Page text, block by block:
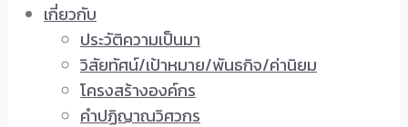
เกี่ยวกับ
ประวัติความเป็นมา
วิสัยทัศน์/เป้าหมาย/พันธกิจ/ค่านิยม
โครงสร้างองค์กร
คำปฏิญาณวิศวกร